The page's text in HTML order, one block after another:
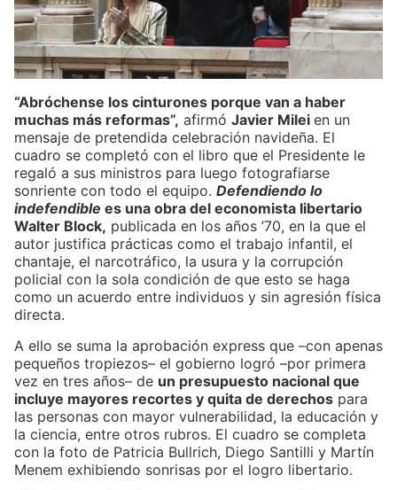
“Abróchense los cinturones porque van a haber
muchas más reformas”, afirmó Javier Milei en un
mensaje de pretendida celebración navideña. El
cuadro se completó con el libro que el Presidente le
regaló a sus ministros para luego fotografiarse
sonriente con todo el equipo. Defendiendo lo
indefendible es una obra del economista libertario
Walter Block, publicada en los años ’70, en la que el
autor justifica prácticas como el trabajo infantil, el
chantaje, el narcotráfico, la usura y la corrupción
policial con la sola condición de que esto se haga
como un acuerdo entre individuos y sin agresión física
directa.
A ello se suma la aprobación express que –con apenas
pequeños tropiezos– el gobierno logró –por primera
vez en tres años– de un presupuesto nacional que
incluye mayores recortes y quita de derechos para
las personas con mayor vulnerabilidad, la educación y
la ciencia, entre otros rubros. El cuadro se completa
con la foto de Patricia Bullrich, Diego Santilli y Martín
Menem exhibiendo sonrisas por el logro libertario.